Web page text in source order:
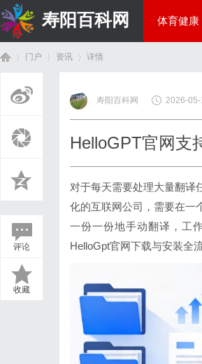
寿阳百科网 体育健康
门户 资讯
›
详情
评论
收藏
寿阳百科网 2026-05-
HelloGPT官网支
对于每天需要处理大量翻译
化的互联网公司，需要在
一份一份地手动翻译，工
HelloGpt官网下载与安装全